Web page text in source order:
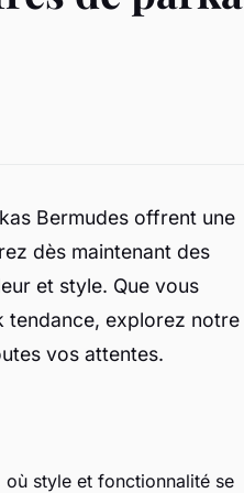
Bermudes offrent une
dès maintenant des
et style. Que vous
explorez notre
vos attentes.
où style et fonctionnalité se